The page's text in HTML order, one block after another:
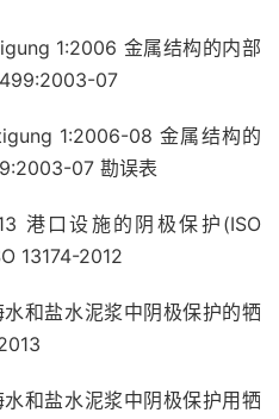
1:2006 金属结构的内部
07
1:2006-08 金属结构的
07 勘误表
港口设施的阴极保护(ISO
13174-2012
和盐水泥浆中阴极保护的牺
和盐水泥浆中阴极保护用牺